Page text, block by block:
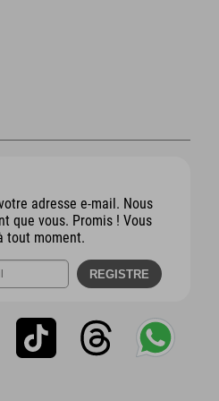
adresse e-mail. Nous
que vous. Promis ! Vous
tout moment.